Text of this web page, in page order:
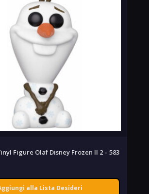
Figure Olaf Disney Frozen II 2 – 583
alla Lista Desideri